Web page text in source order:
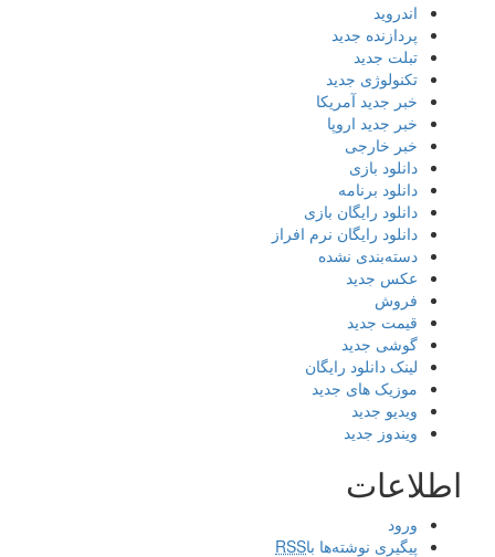
اندروید
پردازنده جدید
تبلت جدید
تکنولوژی جدید
خبر جدید آمریکا
خبر جدید اروپا
خبر خارجی
دانلود بازی
دانلود برنامه
دانلود رایگان بازی
دانلود رایگان نرم افراز
دسته‌بندی نشده
عکس جدید
فروش
قیمت جدید
گوشی جدید
لینک دانلود رایگان
موزیک های جدید
ویدیو جدید
ویندوز جدید
اطلاعات
ورود
پیگیری نوشته‌ها باRSS